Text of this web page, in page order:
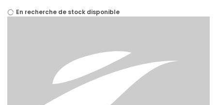
En recherche de stock disponible